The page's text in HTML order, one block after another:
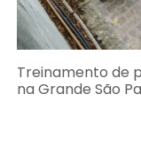
Treinamento de
na Grande São